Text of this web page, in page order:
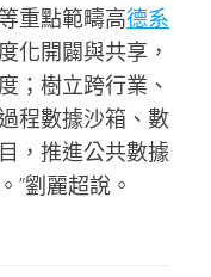
重點範疇高德系
化開闢與共享，
；樹立跨行業、
程數據沙箱、數
，推進公共數據
”劉麗超說。